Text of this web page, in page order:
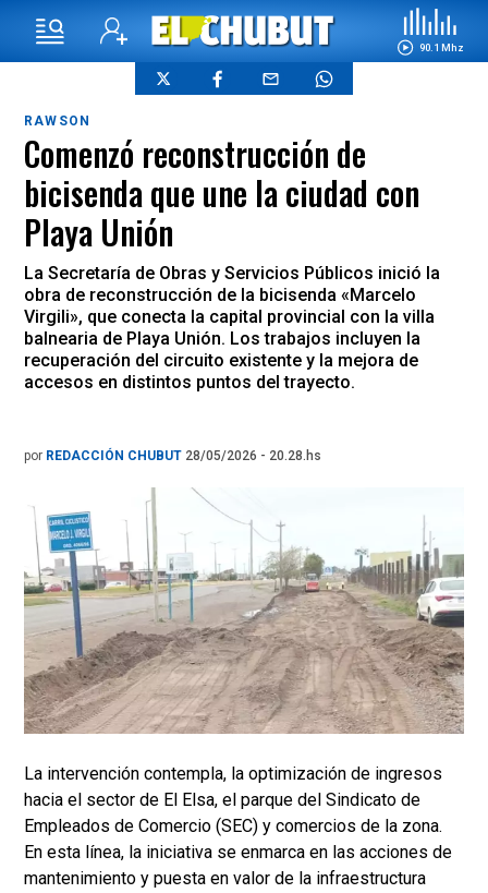
90.1 Mhz
RAWSON
Comenzó reconstrucción de
bicisenda que une la ciudad con
Playa Unión
La Secretaría de Obras y Servicios Públicos inició la
obra de reconstrucción de la bicisenda «Marcelo
Virgili», que conecta la capital provincial con la villa
balnearia de Playa Unión. Los trabajos incluyen la
recuperación del circuito existente y la mejora de
accesos en distintos puntos del trayecto.
por REDACCIÓN CHUBUT 28/05/2026 - 20.28.hs
La intervención contempla, la optimización de ingresos
hacia el sector de El Elsa, el parque del Sindicato de
Empleados de Comercio (SEC) y comercios de la zona.
En esta línea, la iniciativa se enmarca en las acciones de
mantenimiento y puesta en valor de la infraestructura